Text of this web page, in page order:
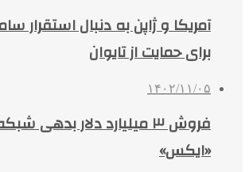
آمریکا و ژاپن به دنبال استقرار
برای حمایت از تایوان
۱۴۰۲/۱۱/۰۵
فروش ۳ میلیارد دلار بدهی
«ایکس»